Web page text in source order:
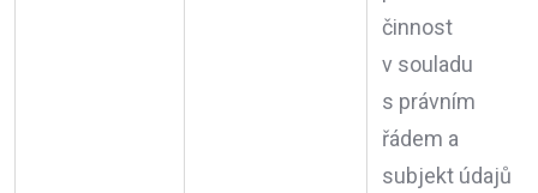
činnost
v souladu
s právním
řádem a
subjekt údajů